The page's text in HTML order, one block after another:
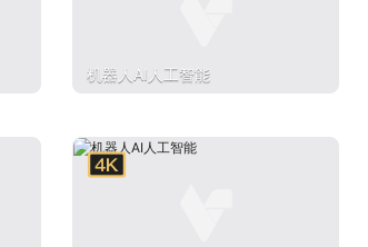
机器人AI人工智能